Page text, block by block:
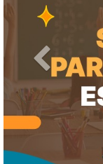
Previous